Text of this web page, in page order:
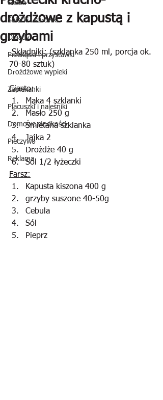
Ciasta
Sałatki i surówki
Obiady
Przekąski i przystawki
Drożdżowe wypieki
Zapiekanki
Placuszki i naleśniki
Domowe słodkości
Pieczywo
Reklama
drożdżowe z kapustą i
grzybami
Składniki: (szklanka 250 ml, porcja ok.
70-80 sztuk)
Ciasto:
Mąka 4 szklanki
Masło 250 g
Śmietana szklanka
Jajka 2
Drożdże 40 g
Sól 1/2 łyżeczki
Farsz:
Kapusta kiszona 400 g
grzyby suszone 40-50g
Cebula
Sól
Pieprz